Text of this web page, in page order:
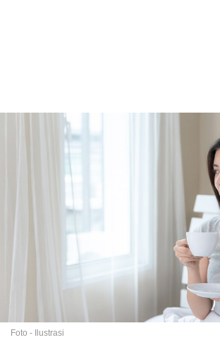
Foto - Ilustrasi